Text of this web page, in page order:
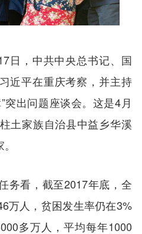
，中共中央总书记、国
近平在重庆考察，并主持
突出问题座谈会。这是4月
土家族自治县中益乡华溪
看，截至2017年底，全
万人，贫困发生率仍在3%
多万人，平均每年1000